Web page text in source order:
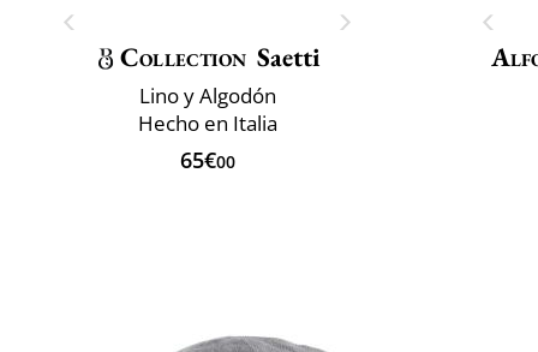
Collection Saetti
Lino y Algodón
Hecho en Italia
65€00